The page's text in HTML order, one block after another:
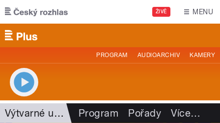
Přejít k hlavnímu obsahu
ŽIVĚ MENU
PROGRAM AUDIOARCHIV KAMERY
Výtvarné umění Program Pořady Více…